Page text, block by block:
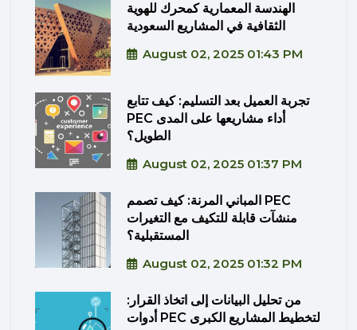
الهندسة المعمارية كمحرك للهوية
الثقافية في المشاريع السعودية
August 02, 2025 01:43 PM
تجربة العميل بعد التسليم: كيف تتابع
PEC أداء مشاريعها على المدى
الطويل؟
August 02, 2025 01:37 PM
المباني المرنة: كيف تصمم PEC
منشآت قابلة للتكيف مع التغيرات
المستقبلية؟
August 02, 2025 01:32 PM
من تحليل البيانات إلى اتخاذ القرار:
أدوات PEC لتخطيط المشاريع الكبرى